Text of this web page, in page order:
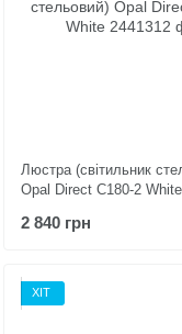
Люстра (світильник
Opal Direct C180-2 White
2 840 грн
ХІТ